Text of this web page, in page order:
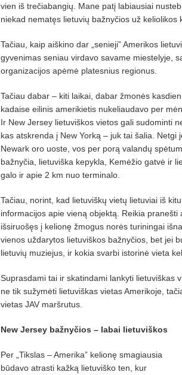
vien iš trečiabangių. Mane patį labiausiai
niekad nematęs lietuvių bažnyčios už
Tačiau, kaip aiškino dar „senieji” Amerikos
gyvenimas seniau virdavo savame miestelyje,
organizacijos apėmė platesnius regionus.
Tačiau dabar – kiti laikai, dabar žmonės
kadaise eilinis amerikietis nukeliaudavo per
Ir New Jersey lietuviškos vietos gali sudominti
kas atskrenda į New Yorką – juk tai šalia.
Newark oro uoste, vos per porą valandų
bažnyčia, lietuviška kepykla, Kemėžio gatvė ir
galo ir apie 2 km nuo terminalo.
Tačiau, norint, kad lietuviškų vietų lietuviai iš
informacijos apie vieną objektą. Reikia
išsiruošęs į kelionę žmogus norės turiningai
vienos uždarytos lietuviškos bažnyčios, bet jei
lietuvių muziejus, ir kokia svarbi istorinė vieta
Suprasdami tai ir skatindami lankyti lietuviškas
ne tik sužymėti lietuviškas vietas Amerikoje,
vietas JAV maršrutus.
New Jersey bažnyčios – labai lietuviškos
Per „Tikslas – Amerika” kelionę smagiausia
būdavo atrasti kažką lietuviško ten, kur